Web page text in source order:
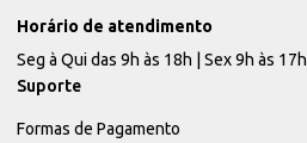
Horário de atendimento
Seg à Qui das 9h às 18h | Sex 9h às 17h
Suporte
Formas de Pagamento